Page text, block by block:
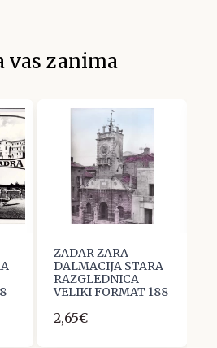
vas zanima
ZADAR ZARA
DALMACIJA STARA
RAZGLEDNICA
VELIKI FORMAT 188
2,65€